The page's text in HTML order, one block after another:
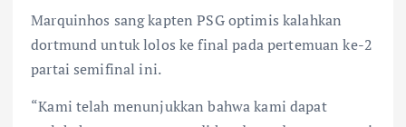
Marquinhos sang kapten PSG optimis kalahkan
dortmund untuk lolos ke final pada pertemuan ke-2
partai semifinal ini.
“Kami telah menunjukkan bahwa kami dapat